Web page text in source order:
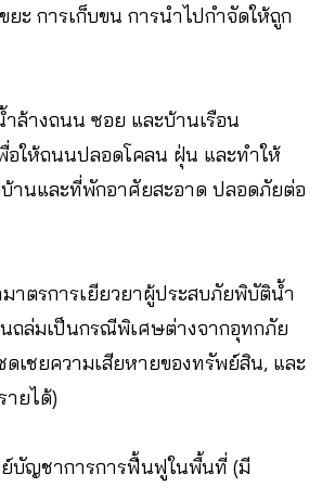
ยะ การเก็บขน การนำไปกำจัดให้ถูก
ำล้างถนน ซอย และบ้านเรือน
อให้ถนนปลอดโคลน ฝุ่น และทำให้
านและที่พักอาศัยสะอาด ปลอดภัยต่อ
าตรการเยียวยาผู้ประสบภัยพิบัติน้ำ
ถล่มเป็นกรณีพิเศษต่างจากอุทกภัย
ดเชยความเสียหายของทรัพย์สิน, และ
ายได้)
บัญชาการการฟื้นฟูในพื้นที่ (มี